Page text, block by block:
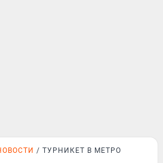
ТУРНИКЕТ В МЕТРО